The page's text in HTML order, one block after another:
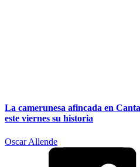
La camerunesa afincada en
este viernes su historia
Oscar Allende